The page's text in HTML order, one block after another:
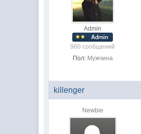
Admin
960 сообщений
Пол: Мужчина
killenger
Newbie